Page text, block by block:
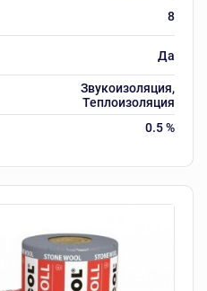
8
Да
Звукоизоляция,
Теплоизоляция
0.5 %